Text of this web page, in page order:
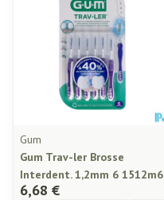
Gum
Gum Trav-ler Brosse
Interdent. 1,2mm 6 1512m6
6,68 €